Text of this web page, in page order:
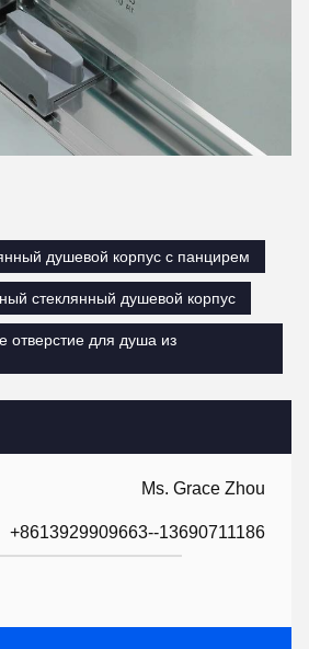
Ms. Grace Zhou
+8613929909663--13690711186
душевой корпус с панцирем
стеклянный душевой корпус
отверстие для душа из